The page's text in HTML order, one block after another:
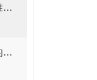
如何保障横河涡街流量计测量的准确性呢？请看这里
日本横河涡街流量计在危险场所的防爆等级